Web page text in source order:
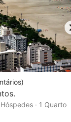
)
· 1 Quarto